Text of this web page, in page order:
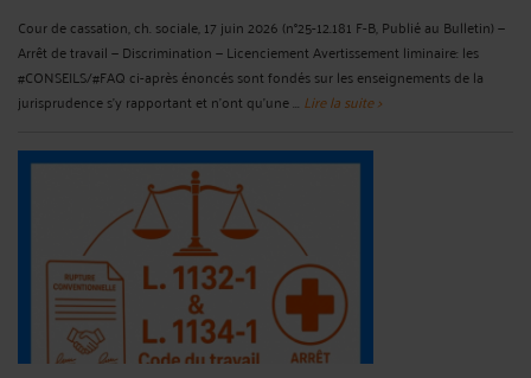
Cour de cassation, ch. sociale, 17 juin 2026 (n°25-12.181 F-B, Publié au Bulletin) —
Arrêt de travail — Discrimination — Licenciement Avertissement liminaire: les
#CONSEILS/#FAQ ci-après énoncés sont fondés sur les enseignements de la
jurisprudence s'y rapportant et n'ont qu'une ... Lire la suite >